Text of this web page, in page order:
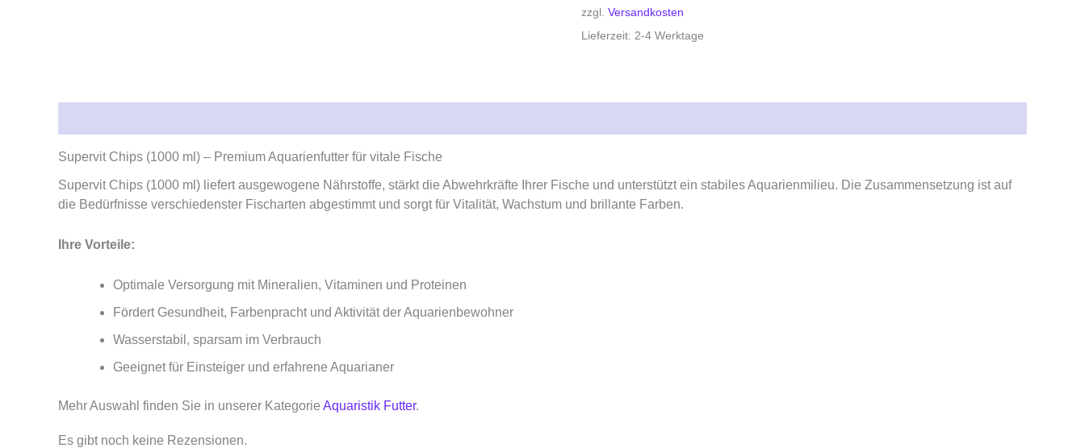
zzgl. Versandkosten
Lieferzeit: 2-4 Werktage
Supervit Chips (1000 ml) – Premium Aquarienfutter für vitale Fische
Supervit Chips (1000 ml) liefert ausgewogene Nährstoffe, stärkt die Abwehrkräfte Ihrer Fische und unterstützt ein stabiles Aquarienmilieu. Die Zusammensetzung ist auf
die Bedürfnisse verschiedenster Fischarten abgestimmt und sorgt für Vitalität, Wachstum und brillante Farben.
Ihre Vorteile:
Optimale Versorgung mit Mineralien, Vitaminen und Proteinen
Fördert Gesundheit, Farbenpracht und Aktivität der Aquarienbewohner
Wasserstabil, sparsam im Verbrauch
Geeignet für Einsteiger und erfahrene Aquarianer
Mehr Auswahl finden Sie in unserer Kategorie Aquaristik Futter.
Es gibt noch keine Rezensionen.